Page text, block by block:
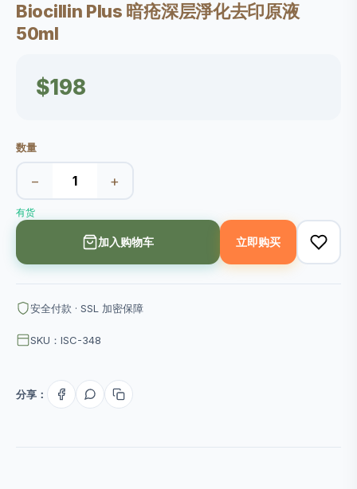
Biocillin Plus 暗疮深层淨化去印原液
50ml
$198
数量
− +
有货
加入购物车 立即购买
安全付款 · SSL 加密保障
SKU：ISC-348
分享：